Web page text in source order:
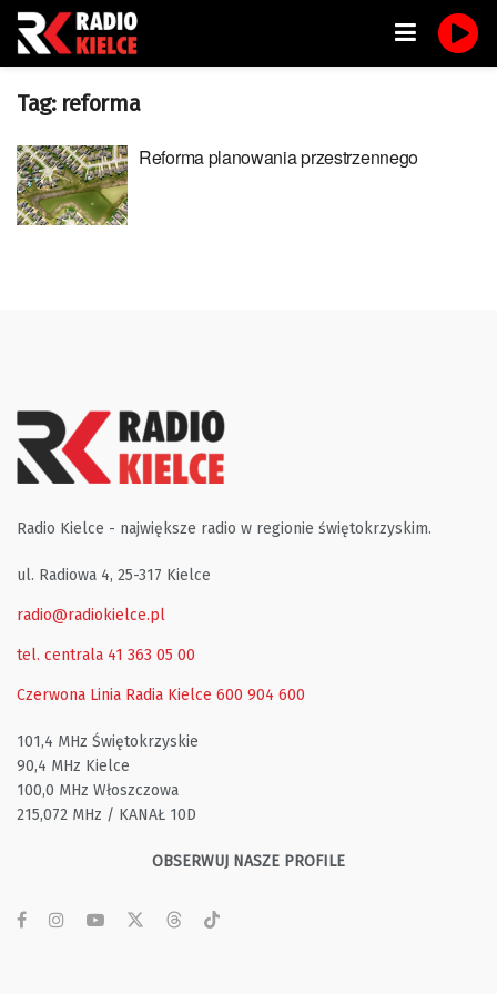
Tag: reforma
Reforma planowania przestrzennego
Radio Kielce - największe radio w regionie świętokrzyskim.
ul. Radiowa 4, 25-317 Kielce
radio@radiokielce.pl
tel. centrala 41 363 05 00
Czerwona Linia Radia Kielce 600 904 600
101,4 MHz Świętokrzyskie
90,4 MHz Kielce
100,0 MHz Włoszczowa
215,072 MHz / KANAŁ 10D
OBSERWUJ NASZE PROFILE